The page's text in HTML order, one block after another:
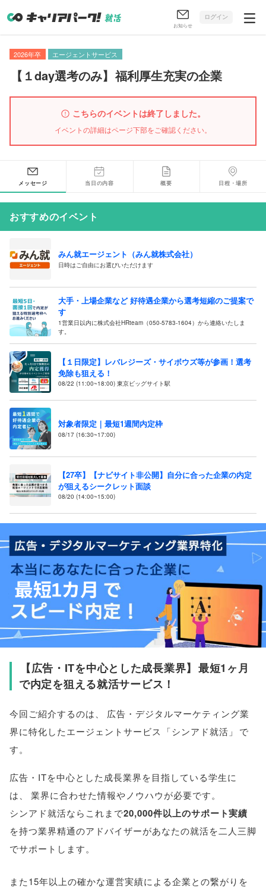
お知らせ
ログイン
2026年卒 エージェントサービス
【 １day選考のみ】 福利厚生充実の企業
こちらのイベントは終了しました。
イベントの詳細はページ下部をご確認ください。
メッセージ 当日の内容 概要 日程・場所
おすすめのイベント
みん就エージェント（みん就株式会社）
日時はご自由にお選びいただけます
大手・上場企業など 好待遇企業から選考短縮のご提案で
す
1営業日以内に株式会社HRteam（050-5783-1604）から連絡いたしま
す。
【１日限定】レバレジーズ・サイボウズ等が参画！選考
免除も狙える！
08/22 (11:00~18:00) 東京ビッグサイト駅
対象者限定｜最短1週間内定枠
08/17 (16:30~17:00)
【27卒】【ナビサイト非公開】自分に合った企業の内定
が狙えるシークレット面談
08/20 (14:00~15:00)
【広告・ITを中心とした成長業界】 最短1ヶ月
で内定を狙える就活サービス！
今回ご紹介するのは
広告・デジタルマーケティング業
界に特化したエージェントサービス
「シンアド就活 」
で
す。
広告・ITを中心とした成長業界を目指している学生に
は
業界に合わせた情報やノウハウが必要です。
シンアド就活ならこれまで20,000件以上のサポート実績
を持つ業界精通のアドバイザーがあなたの就活を二人三脚
でサポートします。
また15年以上の確かな運営実績による企業との繋がりを